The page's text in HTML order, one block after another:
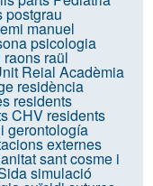
postgrau
manuel
psicologia
raons raül
Reial Acadèmia
residència
residents
CHV residents
gerontología
externes
sant cosme i
simulació